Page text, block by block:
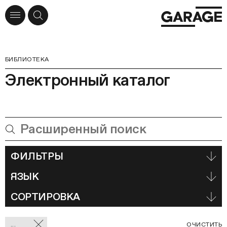
БИБЛИОТЕКА
Электронный каталог
ФИЛЬТРЫ
ЯЗЫК
СОРТИРОВКА
Отмеченные
ОЧИСТИТЬ